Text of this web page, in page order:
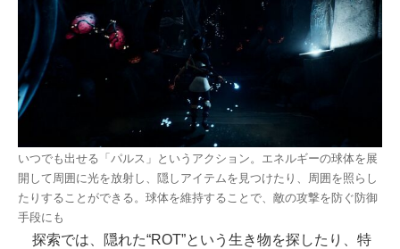
いつでも出せる「パルス」というアクション。エネルギーの球体を展
開して周囲に光を放射し、隠しアイテムを見つけたり、周囲を照らし
たりすることができる。球体を維持することで、敵の攻撃を防ぐ防御
手段にも
探索では、隠れた“ROT”という生き物を探したり、特